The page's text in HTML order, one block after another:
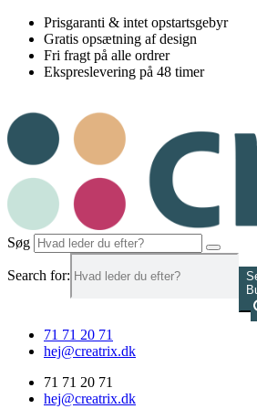
Videre
indhold
Prisgaranti & intet opstartsgebyr
Gratis opsætning af design
Fri fragt på alle ordrer
Ekspreslevering på 48 timer
Søg
Search for:
71 71 20 71
hej@creatrix.dk
71 71 20 71
hej@creatrix.dk